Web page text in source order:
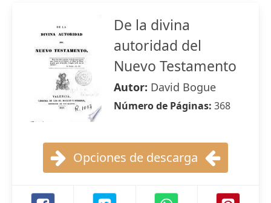
De la divina
autoridad del
Nuevo Testamento
Autor: David Bogue
Número de Páginas: 368
Opciones de descarga